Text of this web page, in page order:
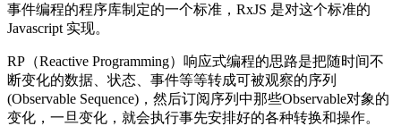
事件编程的程序库制定的一个标准，RxJS 是对这个标准的
Javascript 实现。
RP（Reactive Programming）响应式编程的思路是把随时间不
断变化的数据、状态、事件等等转成可被观察的序列
(Observable Sequence)，然后订阅序列中那些Observable对象的
变化，一旦变化，就会执行事先安排好的各种转换和操作。